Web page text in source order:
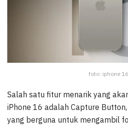
foto: iphone 16
Salah satu fitur menarik yang
iPhone 16 adalah Capture
yang berguna untuk mengambil